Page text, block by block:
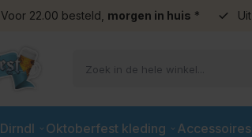
Voor 22.00 besteld, morgen in huis * Uit
Dirndl Oktoberfest kleding Accessoires